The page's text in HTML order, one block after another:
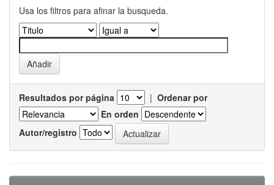
Usa los filtros para afinar la busqueda.
Resultados por página | Ordenar por
En orden
Autor/registro